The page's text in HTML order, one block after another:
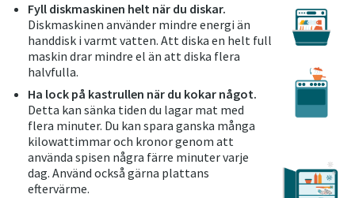
Fyll diskmaskinen helt när du diskar.
Diskmaskinen använder mindre energi än
handdisk i varmt vatten. Att diska en helt full
maskin drar mindre el än att diska flera
halvfulla.
Ha lock på kastrullen när du kokar något.
Detta kan sänka tiden du lagar mat med
flera minuter. Du kan spara ganska många
kilowattimmar och kronor genom att
använda spisen några färre minuter varje
dag. Använd också gärna plattans
eftervärme.